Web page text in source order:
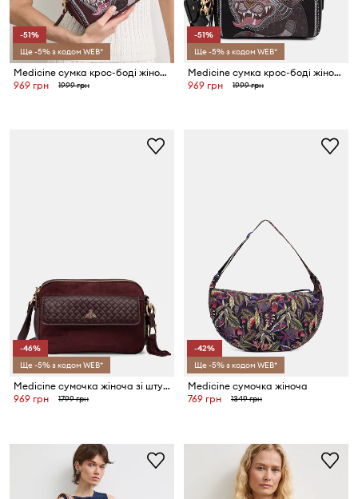
-51%
Ще -5% з кодом WEB*
Medicine сумка крос-боді жіноча
969 грн
1999 грн
-51%
Ще -5% з кодом WEB*
Medicine сумка крос-боді жіноча
969 грн
1999 грн
-46%
Ще -5% з кодом WEB*
Medicine сумочка жіноча зі штучної шкіри
969 грн
1799 грн
-42%
Ще -5% з кодом WEB*
Medicine сумочка жіноча
769 грн
1349 грн